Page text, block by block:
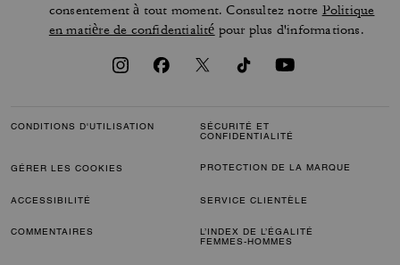
consentement à tout moment. Consultez notre Politique
en matière de confidentialité pour plus d'informations.
CONDITIONS D'UTILISATION
SÉCURITÉ ET
CONFIDENTIALITÉ
GÉRER LES COOKIES PROTECTION DE LA MARQUE
ACCESSIBILITÉ SERVICE CLIENTÈLE
COMMENTAIRES
L’INDEX DE L’ÉGALITÉ
FEMMES-HOMMES